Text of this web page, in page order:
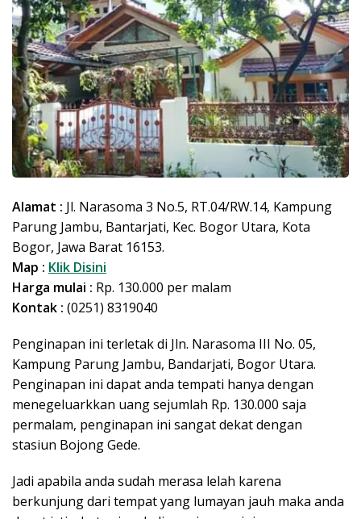
Alamat : Jl. Narasoma 3 No.5, RT.04/RW.14, Kampung
Parung Jambu, Bantarjati, Kec. Bogor Utara, Kota
Bogor, Jawa Barat 16153.
Map : Klik Disini
Harga mulai : Rp. 130.000 per malam
Kontak : (0251) 8319040
Penginapan ini terletak di Jln. Narasoma III No. 05,
Kampung Parung Jambu, Bandarjati, Bogor Utara.
Penginapan ini dapat anda tempati hanya dengan
menegeluarkkan uang sejumlah Rp. 130.000 saja
permalam, penginapan ini sangat dekat dengan
stasiun Bojong Gede.
Jadi apabila anda sudah merasa lelah karena
berkunjung dari tempat yang lumayan jauh maka anda